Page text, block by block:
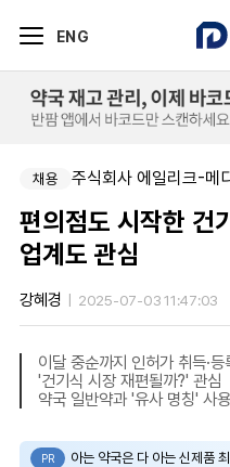
ENG
채용
채용
편의점도 시작한 건
업계도 관심
강혜경 2025-07-03 11:47:03
이달 중순까지 인허가 취득·
'건기식 시장 재편될까?' 관심
약국 일반약과 '유사 명칭' 사
PR 아는 약국은 다 아는 신제품